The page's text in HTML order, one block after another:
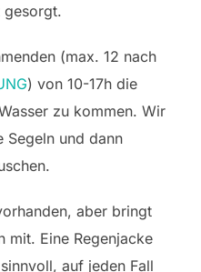
gesorgt.
(max. 12 nach
) von 10-17h die
zu kommen. Wir
Segeln und dann
aber bringt
mit. Eine Regenjacke
auf jeden Fall